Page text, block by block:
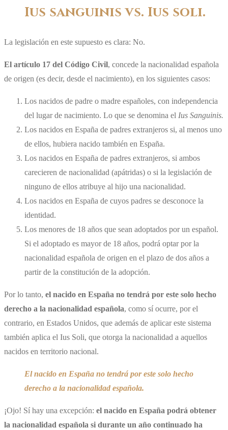
Ius sanguinis vs. Ius soli.
La legislación en este supuesto es clara: No.
El artículo 17 del Código Civil, concede la nacionalidad española
de origen (es decir, desde el nacimiento), en los siguientes casos:
Los nacidos de padre o madre españoles, con independencia
del lugar de nacimiento. Lo que se denomina el Ius Sanguinis.
Los nacidos en España de padres extranjeros si, al menos uno
de ellos, hubiera nacido también en España.
Los nacidos en España de padres extranjeros, si ambos
carecieren de nacionalidad (apátridas) o si la legislación de
ninguno de ellos atribuye al hijo una nacionalidad.
Los nacidos en España de cuyos padres se desconoce la
identidad.
Los menores de 18 años que sean adoptados por un español.
Si el adoptado es mayor de 18 años, podrá optar por la
nacionalidad española de origen en el plazo de dos años a
partir de la constitución de la adopción.
Por lo tanto, el nacido en España no tendrá por este solo hecho
derecho a la nacionalidad española, como sí ocurre, por el
contrario, en Estados Unidos, que además de aplicar este sistema
también aplica el Ius Soli, que otorga la nacionalidad a aquellos
nacidos en territorio nacional.
El nacido en España no tendrá por este solo hecho
derecho a la nacionalidad española.
¡Ojo! Sí hay una excepción: el nacido en España podrá obtener
la nacionalidad española si durante un año continuado ha